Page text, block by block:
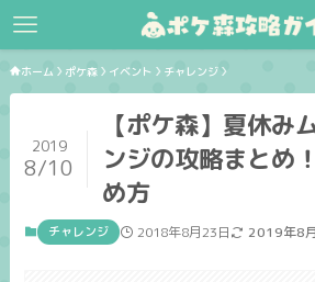
ホーム ポケ森 イベント チャレンジ
【ポケ森】夏休み
ンジの攻略まとめ
め方
2019
8/10
チャレンジ 2018年8月23日 2019年8